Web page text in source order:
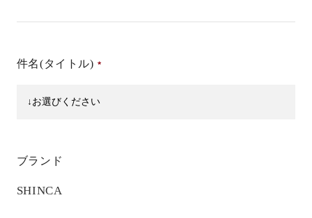
件名(タイトル)
ブランド
SHINCA